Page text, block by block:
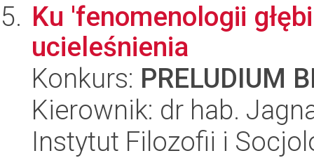
Ku 'fenomenologii
ucieleśnienia
Konkurs: PRELUDIUM
Kierownik: dr hab.
Instytut Filozofii i